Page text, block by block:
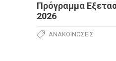
Πρόγραμμα
2026
ΑΝΑΚΟΙΝΏΣΕΙΣ